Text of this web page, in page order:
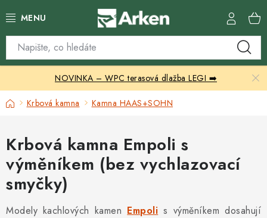
na
Skleníky
Zahradní přístřešky
Grily a ohniště
Vytápění
Kontakty
NOVINKA – WPC terasová dlažba LEGI ➡️
DomůKrbová kamna Kamna HAAS+SOHN
Krbová kamna Empoli s
výměníkem (bez vychlazovací
smyčky)
Modely kachlových kamen Empoli s výměníkem dosahují